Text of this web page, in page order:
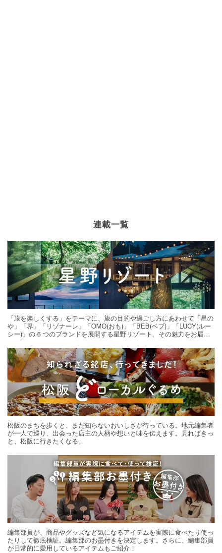
連載一覧
「旅を楽しくする」をテーマに、旅の目的や過ごし方にあわせて「星の
や」「界」「リゾナーレ」「OMO(おも)」「BEB(ベブ)」「LUCY(ルー
シー)」の 6 つのブランドを展開する星野リゾート。その魅力をお届け
松阪のまちを歩くと、まだ知らないおいしさが待っている。地元編集者
が一人で巡り、出会った店主の人柄や想いと味を伝えます。見ればきっ
と、松阪に行きたくなる。
編集部員が、商品やグッズなど気になるアイテムを実際に食べたり使っ
たりして徹底検証。編集部のお墨付きを決定します。さらに、編集部員
が日常的に愛用しているアイテムもご紹介！